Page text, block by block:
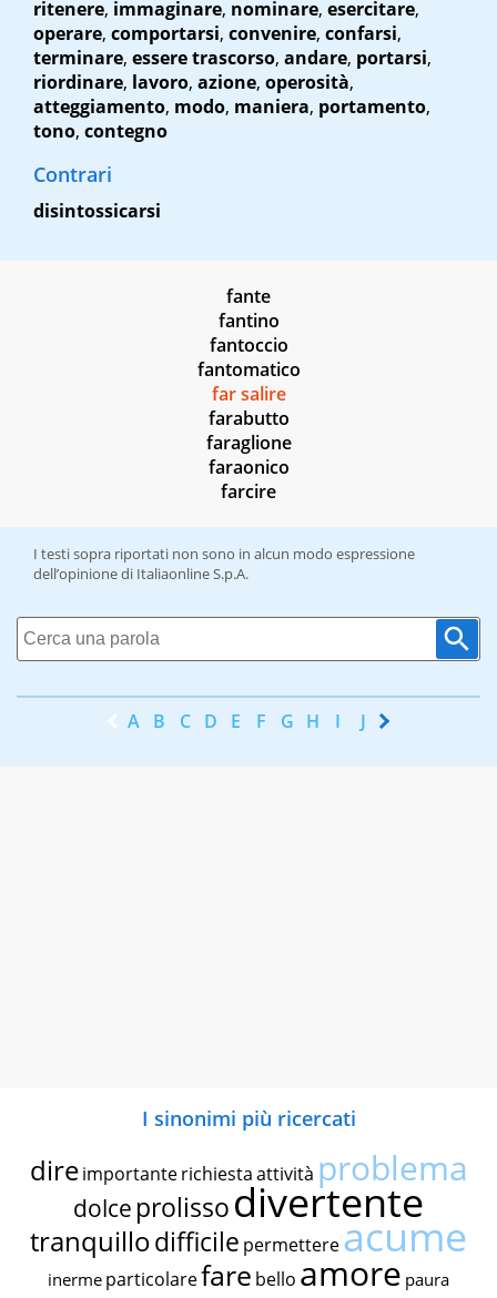
ritenere, immaginare, nominare, esercitare,
operare, comportarsi, convenire, confarsi,
terminare, essere trascorso, andare, portarsi,
riordinare, lavoro, azione, operosità,
atteggiamento, modo, maniera, portamento,
tono, contegno
Contrari
disintossicarsi
fante
fantino
fantoccio
fantomatico
far salire
farabutto
faraglione
faraonico
farcire
I testi sopra riportati non sono in alcun modo espressione
dell’opinione di Italiaonline S.p.A.
A B C D E F G H I J K
I sinonimi più ricercati
dire importante richiestaattività problema
dolce prolissodivertente
tranquillodifficile permettereacume
inerme particolarefare bello amore paura